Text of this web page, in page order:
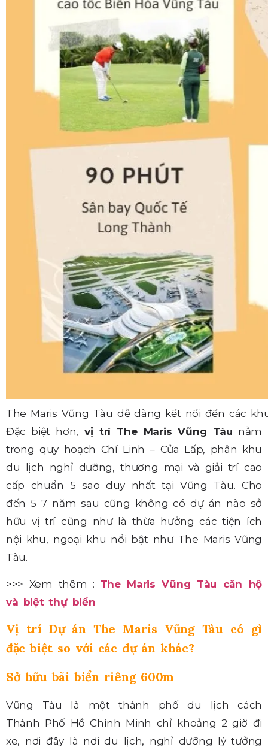
The Maris Vũng Tàu dễ dàng kết nối đến các
Đặc biệt hơn, vị trí The Maris Vũng Tàu nằm
trong quy hoạch Chí Linh – Cửa Lấp, phân khu
du lịch nghỉ dưỡng, thương mại và giải trí cao
cấp chuẩn 5 sao duy nhất tại Vũng Tàu. Cho
đến 5 7 năm sau cũng không có dự án nào sở
hữu vị trí cũng như là thừa hưởng các tiện ích
nội khu, ngoại khu nổi bật như The Maris Vũng
Tàu.
>>> Xem thêm : The Maris Vũng Tàu căn hộ
và biệt thự biển
Vị trí Dự án The Maris Vũng Tàu có gì
đặc biệt so với các dự án khác?
Sở hữu bãi biển riêng 600m
Vũng Tàu là một thành phố du lịch cách
Thành Phố Hồ Chính Minh chỉ khoảng 2 giờ đi
xe, nơi đây là nơi du lịch, nghỉ dưỡng lý tưởng